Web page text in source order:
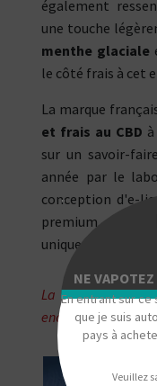
également
une touche
menthe glaciale
le côté frais à cet
La marque
et frais au CBD
sur un savoir-
année par le
conception d'e-
premium, ce
unique et exclusive
La DDM (DLUO)
encore
"
NE
En entrant sur
que je suis
pays à
Veuillez